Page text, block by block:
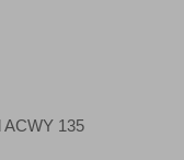
ACWY 135